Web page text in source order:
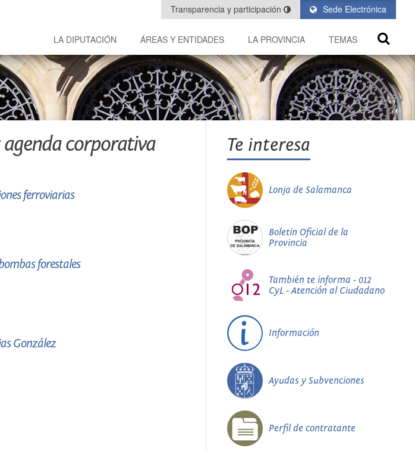
Sede Electrónica
Transparencia y participación
LA DIPUTACIÓN ÁREAS Y ENTIDADES LA PROVINCIA TEMAS
corporativa
ferroviarias
forestales
González
Te interesa
Lonja de Salamanca
Boletín Oficial de la
Provincia
También te informa - 012
CyL - Atención al Ciudadano
Información
Ayudas y Subvenciones
Perfil de contratante